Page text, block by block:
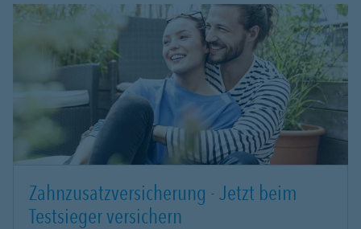
Zahnzusatzversicherung - Jetzt beim
Testsieger versichern